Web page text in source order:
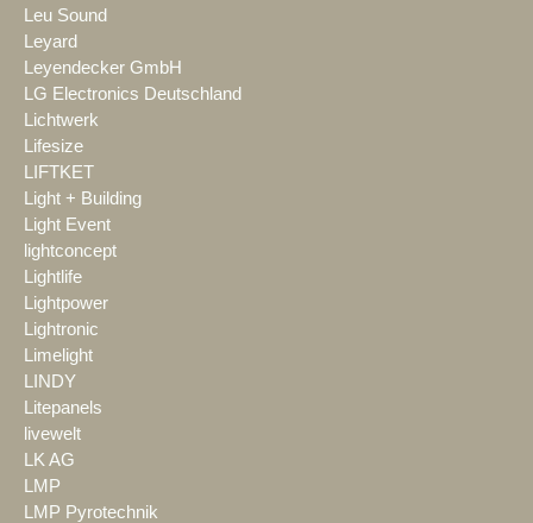
Leu Sound
Leyard
Leyendecker GmbH
LG Electronics Deutschland
Lichtwerk
Lifesize
LIFTKET
Light + Building
Light Event
lightconcept
Lightlife
Lightpower
Lightronic
Limelight
LINDY
Litepanels
livewelt
LK AG
LMP
LMP Pyrotechnik